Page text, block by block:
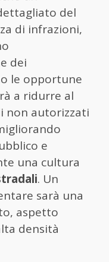
del
di infrazioni,
dei
le opportune
a ridurre al
non autorizzati
e
una cultura
. Un
sarà una
aspetto
densità